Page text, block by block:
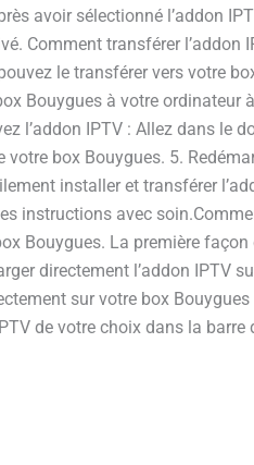
avoir sélectionné l’addon
Comment transférer l’addon
le transférer vers votre
Bouygues à votre ordinateur
l’addon IPTV : Allez dans le
votre box Bouygues. 5.
installer et transférer
instructions avec
Bouygues. La première
directement l’addon IPTV
sur votre box Bouygues
de votre choix dans la barre